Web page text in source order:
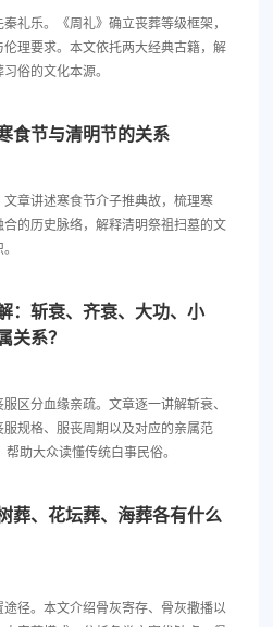
礼乐。《周礼》确立丧葬等级框架，
伦理要求。本文依托两大经典古籍，解
俗的文化本源。
食节与清明节的关系
章讲述寒食节介子推典故，梳理寒
的历史脉络，解释清明祭祖扫墓的文
：斩衰、齐衰、大功、小
关系？
区分血缘亲疏。文章逐一讲解斩衰、
规格、服丧周期以及对应的亲属范
帮助大众读懂传统白事民俗。
葬、花坛葬、海葬各有什么
径。本文介绍骨灰寄存、骨灰撒播以